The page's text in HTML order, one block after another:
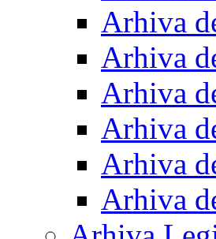
Arhiva
Arhiva
Arhiva
Arhiva
Arhiva
Arhiva